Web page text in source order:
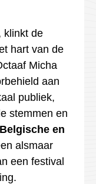
klinkt de
hart van de
Micha
aan
publiek,
stemmen en
en
alsmaar
een festival